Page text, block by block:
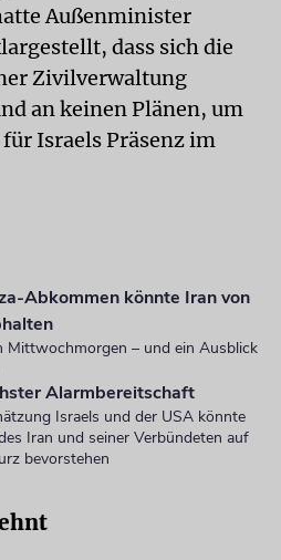
Außenminister
dass sich die
Zivilverwaltung
an keinen Plänen, um
Israels Präsenz im
Abkommen könnte Iran von
Mittwochmorgen – und ein Ausblick
Alarmbereitschaft
Israels und der USA könnte
Iran und seiner Verbündeten auf
bevorstehen